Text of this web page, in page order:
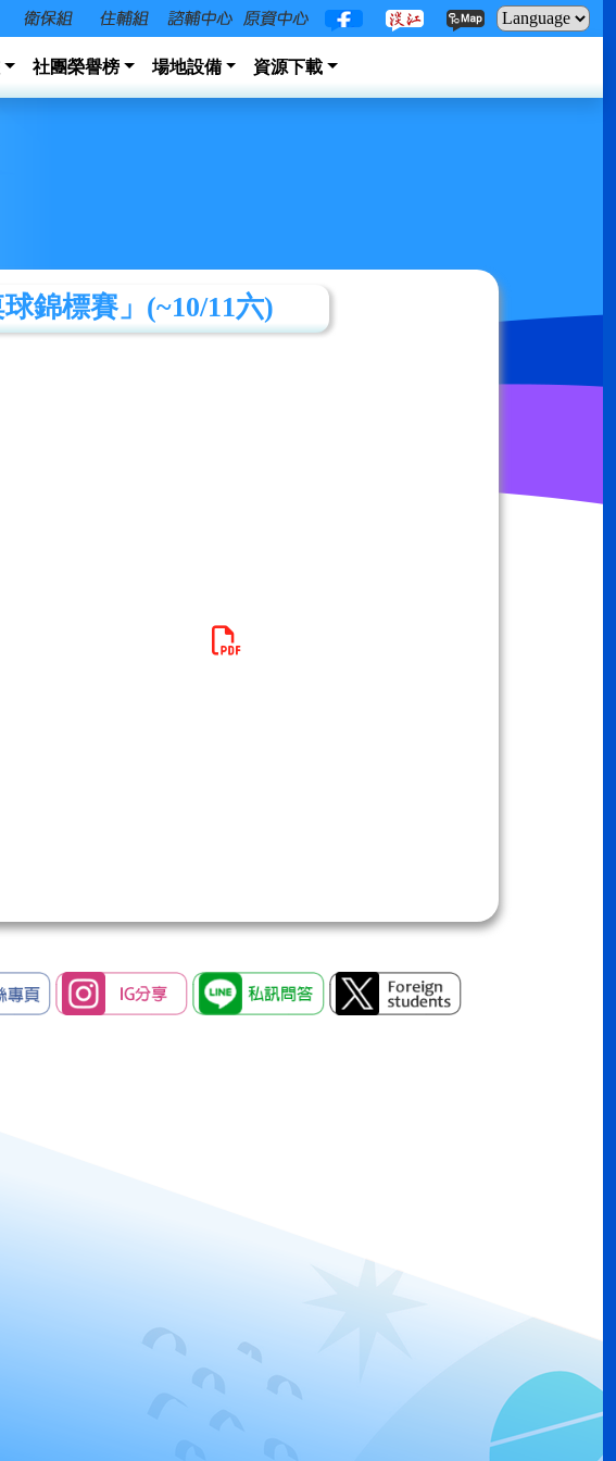
社團榮譽榜 場地設備 資源下載
錦標賽」(~10/11六)